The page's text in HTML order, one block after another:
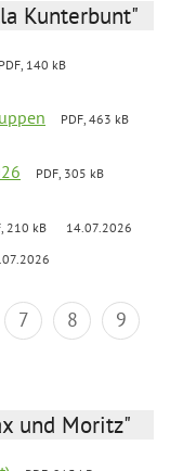
Kunterbunt"
PDF, 140 kB
PDF, 463 kB
PDF, 305 kB
210 kB 14.07.2026
7 8
9
und Moritz"